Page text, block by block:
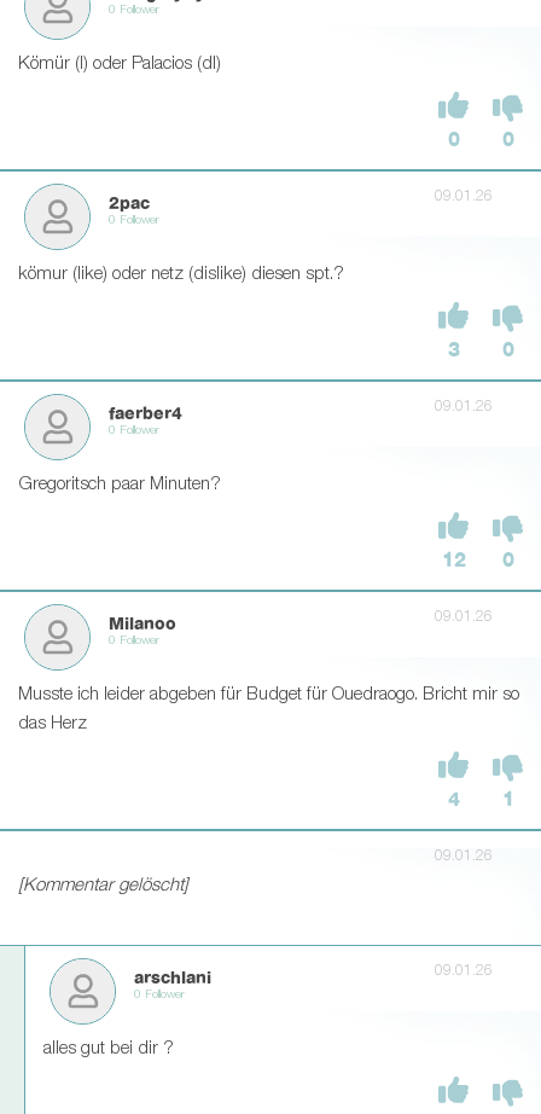
0 Follower
Kömür (l) oder Palacios (dl)
0 0
2pac
0 Follower
09.01.26
kömur (like) oder netz (dislike) diesen spt.?
3 0
faerber4
0 Follower
09.01.26
Gregoritsch paar Minuten?
12 0
Milanoo
0 Follower
09.01.26
Musste ich leider abgeben für Budget für Ouedraogo. Bricht mir so
das Herz
4 1
09.01.26
[Kommentar gelöscht]
arschlani
0 Follower
09.01.26
alles gut bei dir ?